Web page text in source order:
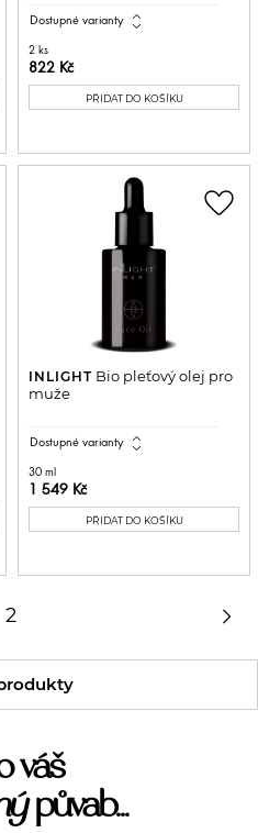
Dostupné varianty expand_all
2 ks
822 Kč
PŘIDAT DO KOŠÍKU
INLIGHT Bio pleťový olej pro
muže
Dostupné varianty expand_all
30 ml
1 549 Kč
PŘIDAT DO KOŠÍKU
favorite_border
2 
váš
půvab...